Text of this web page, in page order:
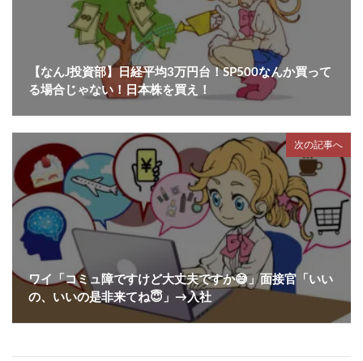
【なんJ投資部】日経平均3万円台！SP500なんか買って
る場合じゃない！日本株を買え！
次の記事へ
ワイ「コミュ障ですけど大丈夫ですか😅」面接官「いい
の、いいの是非来てね😇」→入社